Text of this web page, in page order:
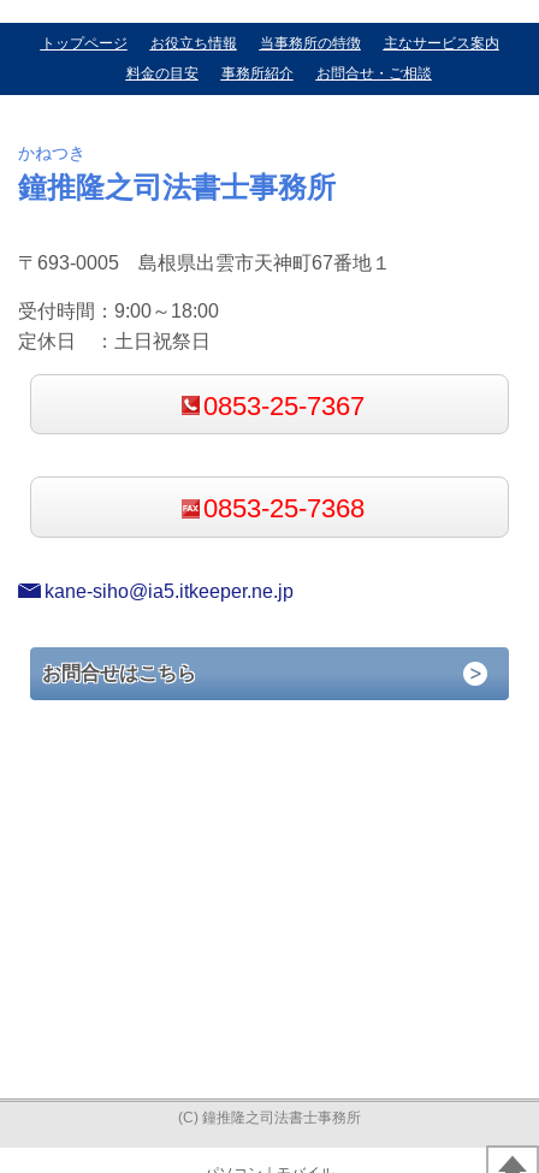
トップページ お役立ち情報 当事務所の特徴
主なサービス案内
料金の目安
事務所紹介 お問合せ・ご相談
かねつき
鐘推隆之司法書士事務所
〒693-0005 島根県出雲市天神町67番地１
受付時間： 9:00～18:00
定休日 ： 土日祝祭日
0853-25-7367
0853-25-7368
kane-siho@ia5.itkeeper.ne.jp
お問合せはこちら
(C) 鐘推隆之司法書士事務所